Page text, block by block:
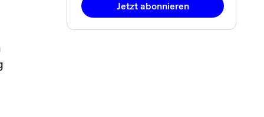
Jetzt abonnieren